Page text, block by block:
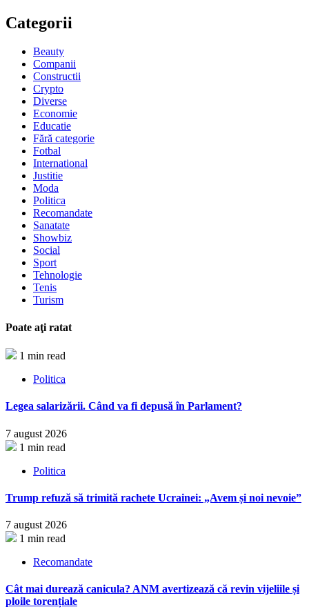
Categorii
Beauty
Companii
Constructii
Crypto
Diverse
Economie
Educatie
Fără categorie
Fotbal
International
Justitie
Moda
Politica
Recomandate
Sanatate
Showbiz
Social
Sport
Tehnologie
Tenis
Turism
Poate aţi ratat
1 min read
Politica
Legea salarizării. Când va fi depusă în Parlament?
7 august 2026
1 min read
Politica
Trump refuză să trimită rachete Ucrainei: „Avem și noi nevoie”
7 august 2026
1 min read
Recomandate
Cât mai durează canicula? ANM avertizează că revin vijeliile și
ploile torențiale